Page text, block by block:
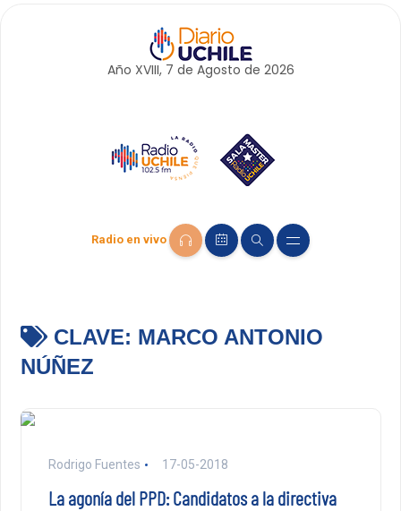
Año XVIII, 7 de Agosto de 2026
Radio en vivo
CLAVE: MARCO ANTONIO
NÚÑEZ
Rodrigo Fuentes 17-05-2018
La agonía del PPD: Candidatos a la directiva